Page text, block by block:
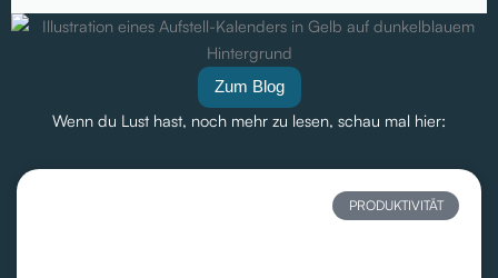
Zum Blog
Wenn du Lust hast, noch mehr zu lesen, schau mal hier:
PRODUKTIVITÄT